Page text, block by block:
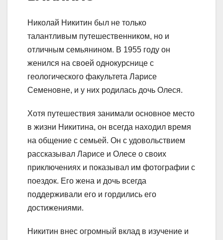
Николай Никитин был не только
талантливым путешественником, но и
отличным семьянином. В 1955 году он
женился на своей однокурснице с
геологического факультета Ларисе
Семеновне, и у них родилась дочь Олеся.
Хотя путешествия занимали основное место
в жизни Никитина, он всегда находил время
на общение с семьей. Он с удовольствием
рассказывал Ларисе и Олесе о своих
приключениях и показывал им фотографии с
поездок. Его жена и дочь всегда
поддерживали его и гордились его
достижениями.
Никитин внес огромный вклад в изучение и